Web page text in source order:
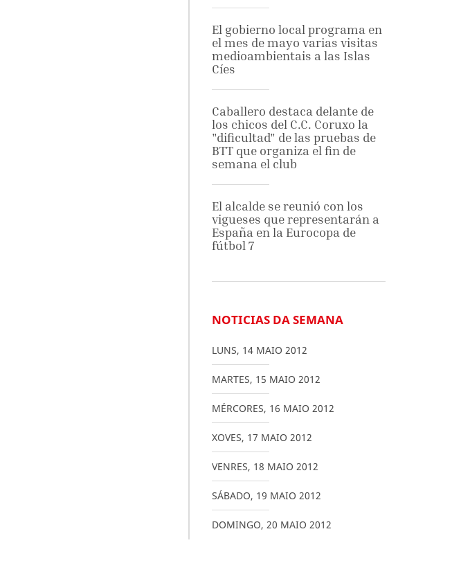
El gobierno local programa en
el mes de mayo varias visitas
medioambientais a las Islas
Cíes
Caballero destaca delante de
los chicos del C.C. Coruxo la
"dificultad" de las pruebas de
BTT que organiza el fin de
semana el club
El alcalde se reunió con los
vigueses que representarán a
España en la Eurocopa de
fútbol 7
NOTICIAS DA SEMANA
LUNS, 14 MAIO 2012
MARTES, 15 MAIO 2012
MÉRCORES, 16 MAIO 2012
XOVES, 17 MAIO 2012
VENRES, 18 MAIO 2012
SÁBADO, 19 MAIO 2012
DOMINGO, 20 MAIO 2012